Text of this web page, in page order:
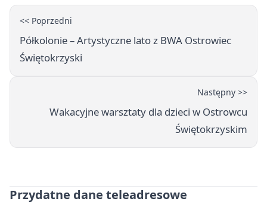
<< Poprzedni
Półkolonie – Artystyczne lato z BWA Ostrowiec
Świętokrzyski
Następny >>
Wakacyjne warsztaty dla dzieci w Ostrowcu
Świętokrzyskim
Przydatne dane teleadresowe